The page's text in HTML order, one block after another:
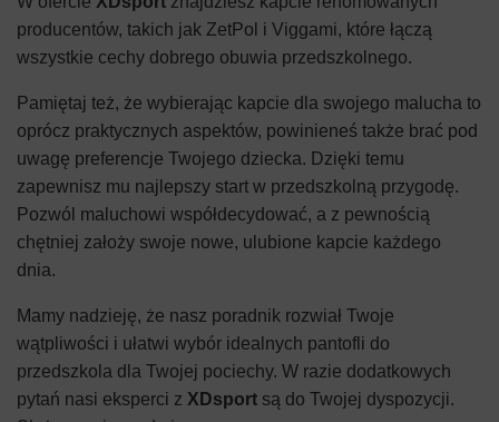
producentów, takich jak ZetPol i Viggami, które łączą
wszystkie cechy dobrego obuwia przedszkolnego.
Pamiętaj też, że wybierając kapcie dla swojego malucha to
oprócz praktycznych aspektów, powinieneś także brać pod
uwagę preferencje Twojego dziecka. Dzięki temu
zapewnisz mu najlepszy start w przedszkolną przygodę.
Pozwól maluchowi współdecydować, a z pewnością
chętniej założy swoje nowe, ulubione kapcie każdego
dnia.
Mamy nadzieję, że nasz poradnik rozwiał Twoje
wątpliwości i ułatwi wybór idealnych pantofli do
przedszkola dla Twojej pociechy. W razie dodatkowych
pytań nasi eksperci z XDsport są do Twojej dyspozycji.